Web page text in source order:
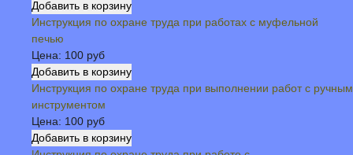
Инструкция по охране труда при работах с муфельной
печью
Цена: 100 руб
Инструкция по охране труда при выполнении работ с ручным
инструментом
Цена: 100 руб